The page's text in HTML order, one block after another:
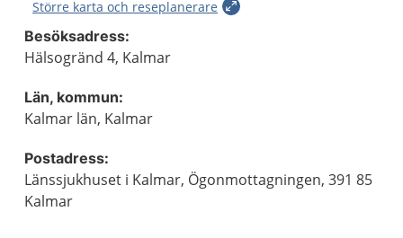
Större karta och reseplanerare
Besöksadress:
Hälsogränd 4, Kalmar
Län, kommun:
Kalmar län, Kalmar
Postadress:
Länssjukhuset i Kalmar, Ögonmottagningen, 391 85
Kalmar